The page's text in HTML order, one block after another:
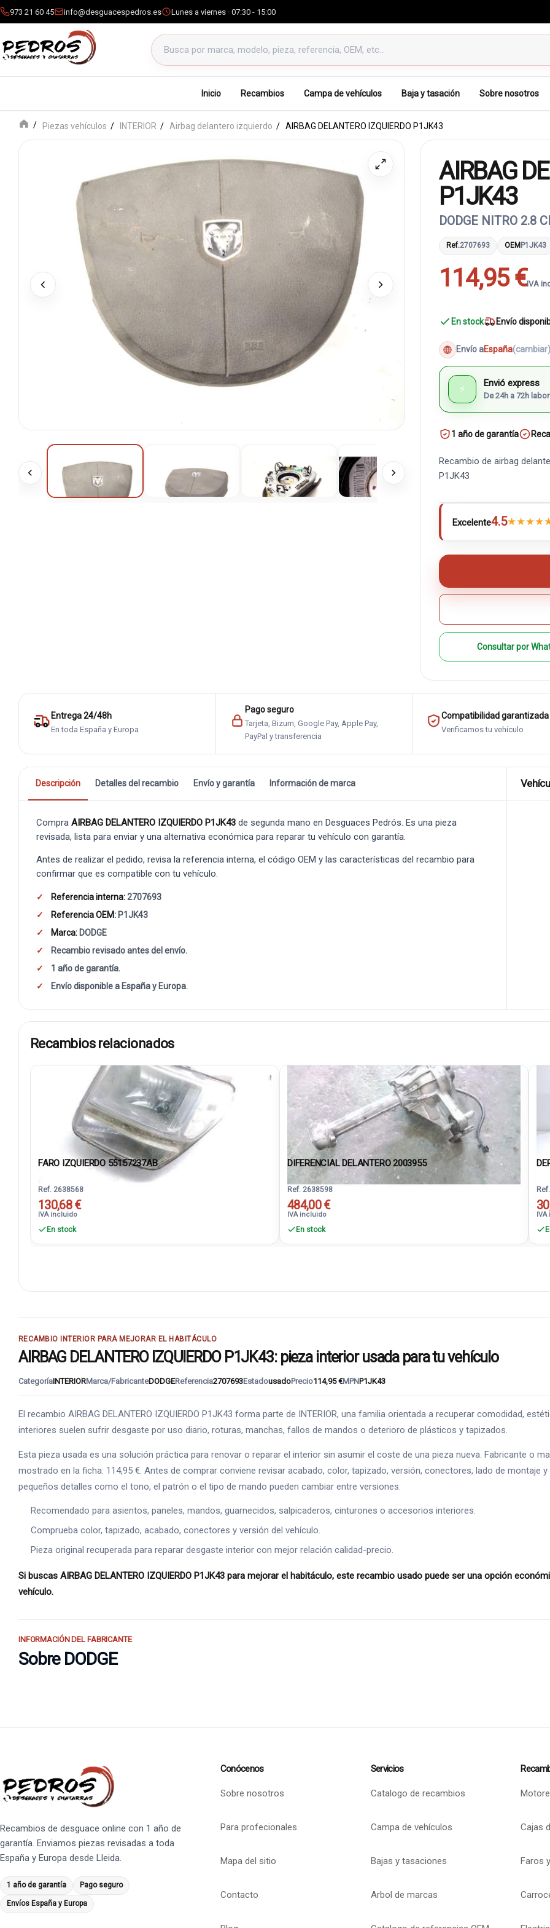
973 21 60 45 info@desguacespedros.es Lunes a viernes · 07:30 - 15:00
Buscar productos
Inicio Recambios Campa de vehículos Baja y tasación Sobre nosotros
Piezas vehículos INTERIOR Airbag delantero izquierdo AIRBAG DELANTERO IZQUIERDO P1JK43
AIRBAG
P1JK43
DODGE NITRO 2.8
Ref.2707693 OEM P1JK43
114,95 €IVA
En stock Envío
Envío aEspaña(cambiar)
⚡ Envió express
De 24h a 72h
1 año de garantía
Recambio de airbag
P1JK43
Excelente4.5★★★★
Consultar por
Entrega 24/48h
En toda España y Europa
Pago seguro
Tarjeta, Bizum, Google Pay, Apple Pay,
PayPal y transferencia
Compatibilidad garantizada
Verificamos tu vehículo
Descripción Detalles del recambio Envío y garantía Información de marca
Compra AIRBAG DELANTERO IZQUIERDO P1JK43 de segunda mano en Desguaces Pedrós. Es una pieza
revisada, lista para enviar y una alternativa económica para reparar tu vehículo con garantía.
Antes de realizar el pedido, revisa la referencia interna, el código OEM y las características del recambio para
confirmar que es compatible con tu vehículo.
Referencia interna:2707693
Referencia OEM: P1JK43
Marca: DODGE
Recambio revisado antes del envío.
1 año de garantía.
Envío disponible a España y Europa.
Recambios relacionados
FARO IZQUIERDO 55157237AB
Ref. 2638568
130,68 €
IVA incluido
En stock
DIFERENCIAL DELANTERO 2003955
Ref. 2638598
484,00 €
IVA incluido
En stock
RECAMBIO INTERIOR PARA MEJORAR EL HABITÁCULO
AIRBAG DELANTERO IZQUIERDO P1JK43: pieza interior usada para tu vehículo
CategoríaINTERIORMarca/FabricanteDODGEReferencia2707693EstadousadoPrecio114,95 €MPNP1JK43
El recambio AIRBAG DELANTERO IZQUIERDO P1JK43 forma parte de INTERIOR, una familia orientada a recuperar comodidad,
interiores suelen sufrir desgaste por uso diario, roturas, manchas, fallos de mandos o deterioro de plásticos y tapizados.
Esta pieza usada es una solución práctica para renovar o reparar el interior sin asumir el coste de una pieza nueva. Fabricante o
mostrado en la ficha: 114,95 €. Antes de comprar conviene revisar acabado, color, tapizado, versión, conectores, lado de montaje
pequeños detalles como el tono, el patrón o el tipo de mando pueden cambiar entre versiones.
Recomendado para asientos, paneles, mandos, guarnecidos, salpicaderos, cinturones o accesorios interiores.
Comprueba color, tapizado, acabado, conectores y versión del vehículo.
Pieza original recuperada para reparar desgaste interior con mejor relación calidad-precio.
Si buscas AIRBAG DELANTERO IZQUIERDO P1JK43 para mejorar el habitáculo, este recambio usado puede ser una opción
vehículo.
INFORMACIÓN DEL FABRICANTE
Sobre DODGE
Recambios de desguace online con 1 año de
garantía. Enviamos piezas revisadas a toda
España y Europa desde Lleida.
1 año de garantía Pago seguro
Envíos España y Europa
Conócenos
Sobre nosotros
Para profecionales
Mapa del sitio
Contacto
Servicios
Catalogo de recambios
Campa de vehículos
Bajas y tasaciones
Arbol de marcas
Cajas
Faros